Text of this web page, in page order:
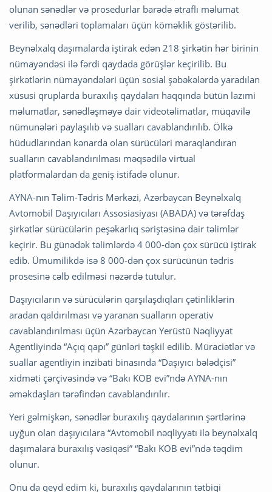
olunan sənədlər və prosedurlar barədə ətraflı məlumat
verilib, sənədləri toplamaları üçün köməklik göstərilib.
Beynəlxalq daşımalarda iştirak edən 218 şirkətin hər birinin
nümayəndəsi ilə fərdi qaydada görüşlər keçirilib. Bu
şirkətlərin nümayəndələri üçün sosial şəbəkələrdə yaradılan
xüsusi qruplarda buraxılış qaydaları haqqında bütün lazımi
məlumatlar, sənədləşməyə dair videotəlimatlar, müqavilə
nümunələri paylaşılıb və sualları cavablandırılıb. Ölkə
hüdudlarından kənarda olan sürücüləri maraqlandıran
sualların cavablandırılması məqsədilə virtual
platformalardan da geniş istifadə olunur.
AYNA-nın Təlim-Tədris Mərkəzi, Azərbaycan Beynəlxalq
Avtomobil Daşıyıcıları Assosiasiyası (ABADA) və tərəfdaş
şirkətlər sürücülərin peşəkarlıq səriştəsinə dair təlimlər
keçirir. Bu günədək təlimlərdə 4 000-dən çox sürücü iştirak
edib. Ümumilikdə isə 8 000-dən çox sürücünün tədris
prosesinə cəlb edilməsi nəzərdə tutulur.
Daşıyıcıların və sürücülərin qarşılaşdıqları çətinliklərin
aradan qaldırılması və yaranan sualların operativ
cavablandırılması üçün Azərbaycan Yerüstü Nəqliyyat
Agentliyində “Açıq qapı” günləri təşkil edilib. Müraciətlər və
suallar agentliyin inzibati binasında “Daşıyıcı bələdçisi”
xidməti çərçivəsində və “Bakı KOB evi”ndə AYNA-nın
əməkdaşları tərəfindən cavablandırılır.
Yeri gəlmişkən, sənədlər buraxılış qaydalarının şərtlərinə
uyğun olan daşıyıcılara “Avtomobil nəqliyyatı ilə beynəlxalq
daşımalara buraxılış vəsiqəsi” “Bakı KOB evi”ndə təqdim
olunur.
Onu da qeyd edim ki, buraxılış qaydalarının tətbiqi